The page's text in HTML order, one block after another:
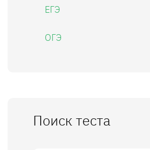
ЕГЭ
ОГЭ
Поиск теста